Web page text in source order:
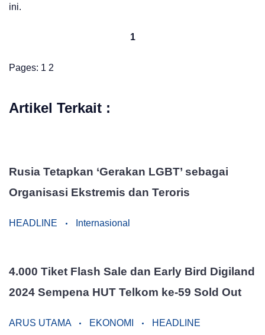
ini.
1
Pages: 1 2
Artikel Terkait :
Rusia Tetapkan ‘Gerakan LGBT’ sebagai
Organisasi Ekstremis dan Teroris
HEADLINE Internasional
4.000 Tiket Flash Sale dan Early Bird Digiland
2024 Sempena HUT Telkom ke-59 Sold Out
ARUS UTAMA EKONOMI HEADLINE